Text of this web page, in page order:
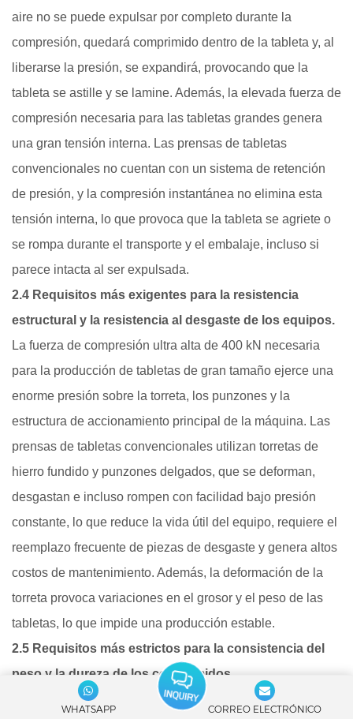
aire no se puede expulsar por completo durante la
compresión, quedará comprimido dentro de la tableta y, al
liberarse la presión, se expandirá, provocando que la
tableta se astille y se lamine. Además, la elevada fuerza de
compresión necesaria para las tabletas grandes genera
una gran tensión interna. Las prensas de tabletas
convencionales no cuentan con un sistema de retención
de presión, y la compresión instantánea no elimina esta
tensión interna, lo que provoca que la tableta se agriete o
se rompa durante el transporte y el embalaje, incluso si
parece intacta al ser expulsada.
2.4 Requisitos más exigentes para la resistencia
estructural y la resistencia al desgaste de los equipos.
La fuerza de compresión ultra alta de 400 kN necesaria
para la producción de tabletas de gran tamaño ejerce una
enorme presión sobre la torreta, los punzones y la
estructura de accionamiento principal de la máquina. Las
prensas de tabletas convencionales utilizan torretas de
hierro fundido y punzones delgados, que se deforman,
desgastan e incluso rompen con facilidad bajo presión
constante, lo que reduce la vida útil del equipo, requiere el
reemplazo frecuente de piezas de desgaste y genera altos
costos de mantenimiento. Además, la deformación de la
torreta provoca variaciones en el grosor y el peso de las
tabletas, lo que impide una producción estable.
2.5 Requisitos más estrictos para la consistencia del
peso y la dureza de los comprimidos.
En el caso de comprimidos farmacéuticos de alta dosis,
WHATSAPP CORREO ELECTRÓNICO